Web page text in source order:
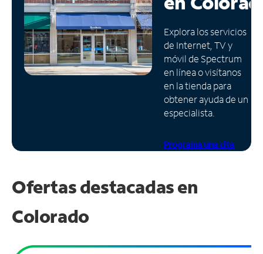
Administrar
cuenta
Encuentra
una
tienda
Explora los servicios
de Internet, TV y
móvil de Spectrum
en línea o visítanos
en la tienda para
obtener ayuda de un
especialista.
Programa una cita
Ofertas destacadas en
Colorado